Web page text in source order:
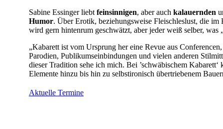
Sabine Essinger liebt feinsinnigen, aber auch kalauernden
Humor. Über Erotik, beziehungsweise Fleischleslust, die im
wird gern hintenrum geschwätzt, aber jeder weiß selber, was
„Kabarett ist vom Ursprung her eine Revue aus
Parodien, Publikumseinbindungen und vielen anderen
dieser Tradition sehe ich mich. Bei ’schwäbischem
Elemente hinzu bis hin zu selbstironisch übertriebenem
Aktuelle Termine